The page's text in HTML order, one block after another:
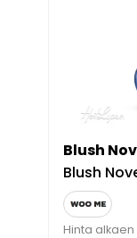
Blush
Blush
Hinta alkaen